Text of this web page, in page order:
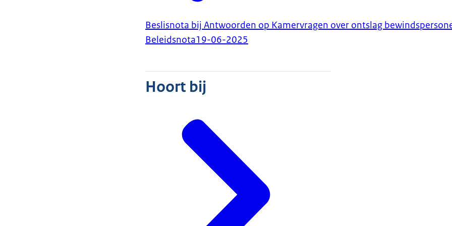
Beslisnota bij Antwoorden op Kamervragen over ontslag
Beleidsnota19-06-2025
Hoort bij